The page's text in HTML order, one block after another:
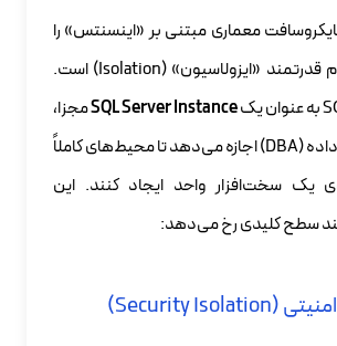
معماری مبتنی بر «اینسنتس» را
ارائه کرده، مفهوم قدرتمند «ایزولاسیون» (Isolation) است.
SQL Server Instanceمجزا،
به مدیران پایگاه داده (DBA) اجازه می‌دهد تا محیط‌های کاملاً
یک سخت‌افزار واحد ایجاد کنند. این
سطح کلیدی رخ می‌دهد: